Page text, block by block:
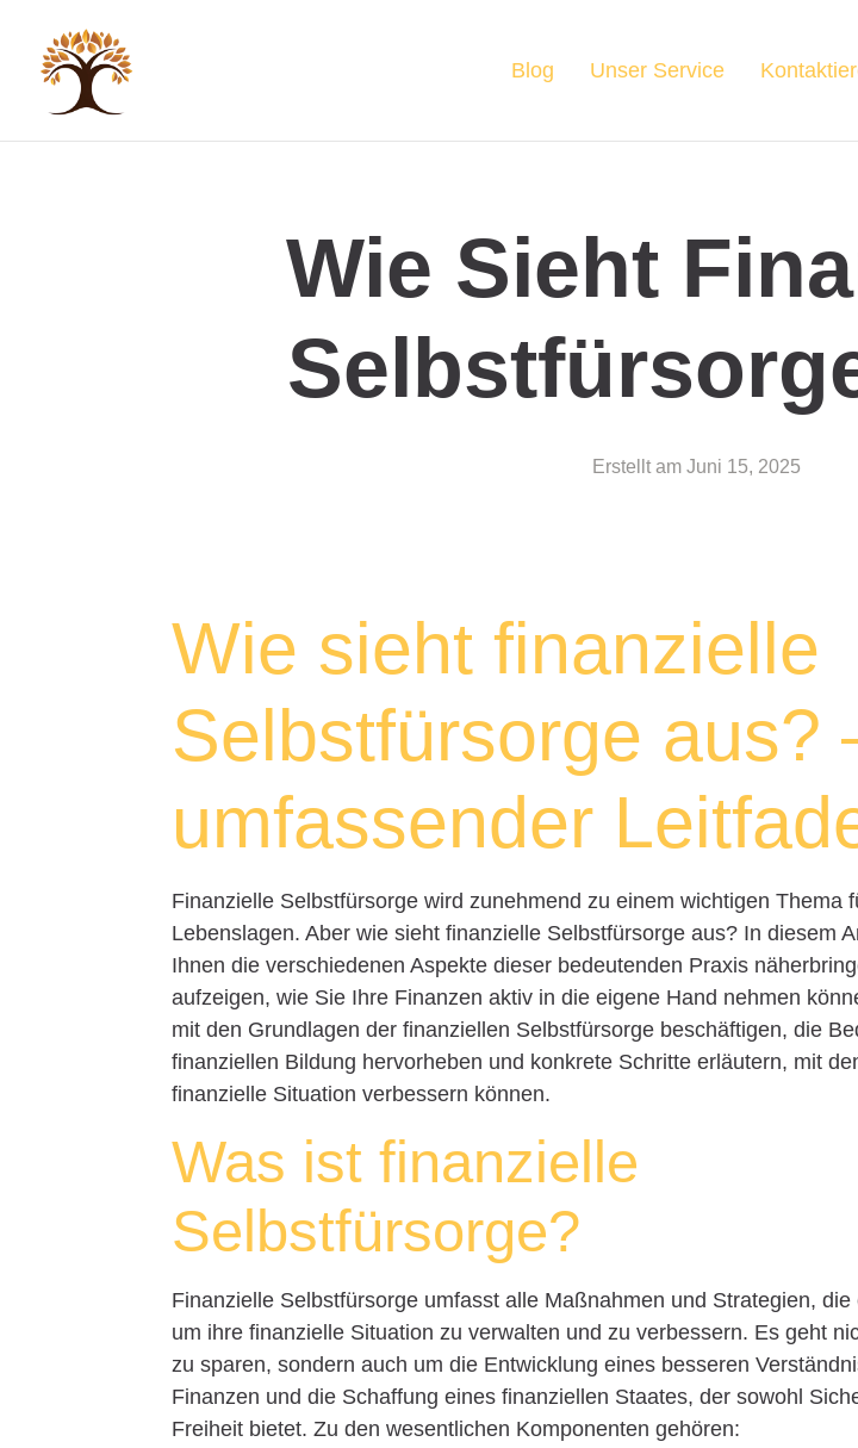
Blog Unser Service
Wie Sieht
Erstellt am Juni 15, 2025
Wie sieht finanzielle
Selbstfürsorge aus?
umfassender
Finanzielle Selbstfürsorge wird zunehmend zu einem wichtigen Thema
Lebenslagen. Aber wie sieht finanzielle Selbstfürsorge aus? In diesem
Ihnen die verschiedenen Aspekte dieser bedeutenden Praxis
aufzeigen, wie Sie Ihre Finanzen aktiv in die eigene Hand nehmen
mit den Grundlagen der finanziellen Selbstfürsorge beschäftigen, die
finanziellen Bildung hervorheben und konkrete Schritte erläutern, mit
finanzielle Situation verbessern können.
Was ist finanzielle
Selbstfürsorge?
Finanzielle Selbstfürsorge umfasst alle Maßnahmen und Strategien,
um ihre finanzielle Situation zu verwalten und zu verbessern. Es geht
zu sparen, sondern auch um die Entwicklung eines besseren
Finanzen und die Schaffung eines finanziellen Staates, der sowohl
Freiheit bietet. Zu den wesentlichen Komponenten gehören: